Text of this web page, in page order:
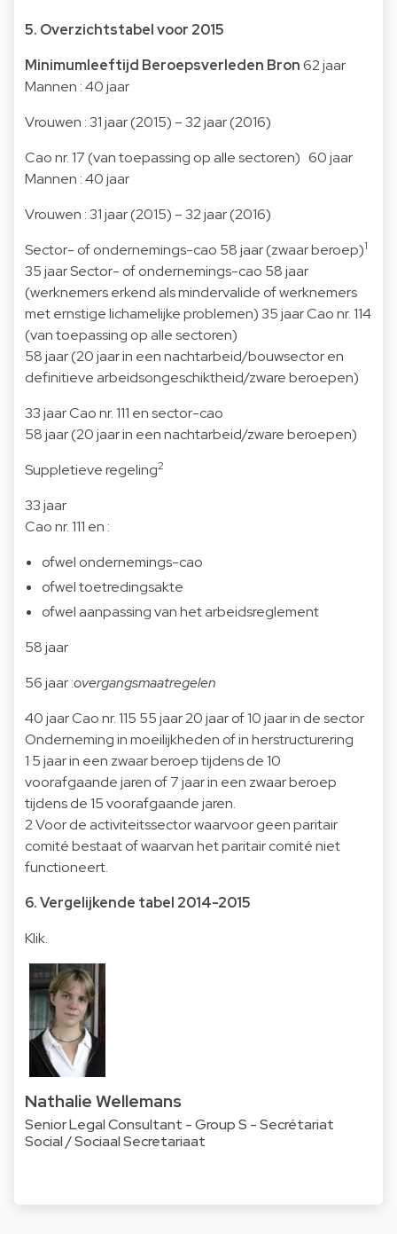
5. Overzichtstabel voor 2015
Minimumleeftijd Beroepsverleden Bron62 jaar
Mannen : 40 jaar
Vrouwen : 31 jaar (2015) – 32 jaar (2016)
Cao nr. 17 (van toepassing op alle sectoren) 60 jaar
Mannen : 40 jaar
Vrouwen : 31 jaar (2015) – 32 jaar (2016)
Sector- of ondernemings-cao 58 jaar (zwaar beroep)1
35 jaar Sector- of ondernemings-cao 58 jaar
(werknemers erkend als mindervalide of werknemers
met ernstige lichamelijke problemen) 35 jaar Cao nr. 114
(van toepassing op alle sectoren)
58 jaar (20 jaar in een nachtarbeid/bouwsector en
definitieve arbeidsongeschiktheid/zware beroepen)
33 jaar Cao nr. 111 en sector-cao
58 jaar (20 jaar in een nachtarbeid/zware beroepen)
Suppletieve regeling2
33 jaar
Cao nr. 111 en :
ofwel ondernemings-cao
ofwel toetredingsakte
ofwel aanpassing van het arbeidsreglement
58 jaar
56 jaar :overgangsmaatregelen
40 jaar Cao nr. 115 55 jaar 20 jaar of 10 jaar in de sector
Onderneming in moeilijkheden of in herstructurering
1 5 jaar in een zwaar beroep tijdens de 10
voorafgaande jaren of 7 jaar in een zwaar beroep
tijdens de 15 voorafgaande jaren.
2 Voor de activiteitssector waarvoor geen paritair
comité bestaat of waarvan het paritair comité niet
functioneert.
6. Vergelijkende tabel 2014-2015
Klik.
Nathalie Wellemans
Senior Legal Consultant - Group S - Secrétariat
Social / Sociaal Secretariaat